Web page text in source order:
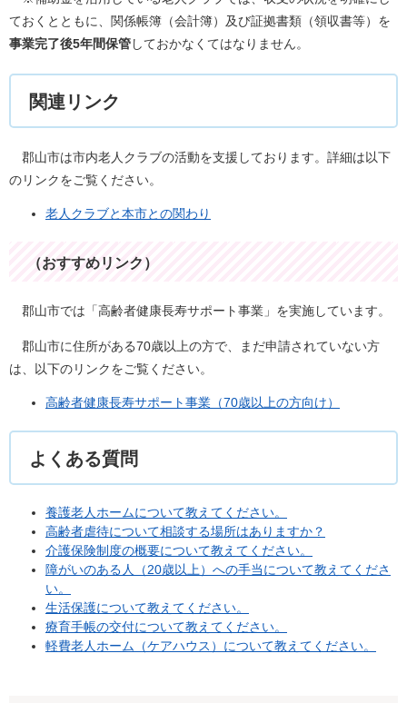
ておくとともに、関係帳簿（会計簿）及び証拠書類（領収書等）を
事業完了後5年間保管しておかなくてはなりません。
関連リンク
郡山市は市内老人クラブの活動を支援しております。詳細は以下
のリンクをご覧ください。
老人クラブと本市との関わり
（おすすめリンク）
郡山市では「高齢者健康長寿サポート事業」を実施しています。
郡山市に住所がある70歳以上の方で、まだ申請されていない方
は、以下のリンクをご覧ください。
高齢者健康長寿サポート事業（70歳以上の方向け）
よくある質問
養護老人ホームについて教えてください。
高齢者虐待について相談する場所はありますか？
介護保険制度の概要について教えてください。
障がいのある人（20歳以上）への手当について教えてくださ
い。
生活保護について教えてください。
療育手帳の交付について教えてください。
軽費老人ホーム（ケアハウス）について教えてください。